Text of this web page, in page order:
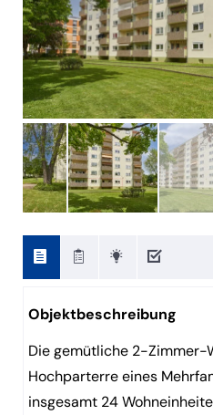
Objektbeschreibung
Die gemütliche 2-Zimmer-
Hochparterre eines
insgesamt 24